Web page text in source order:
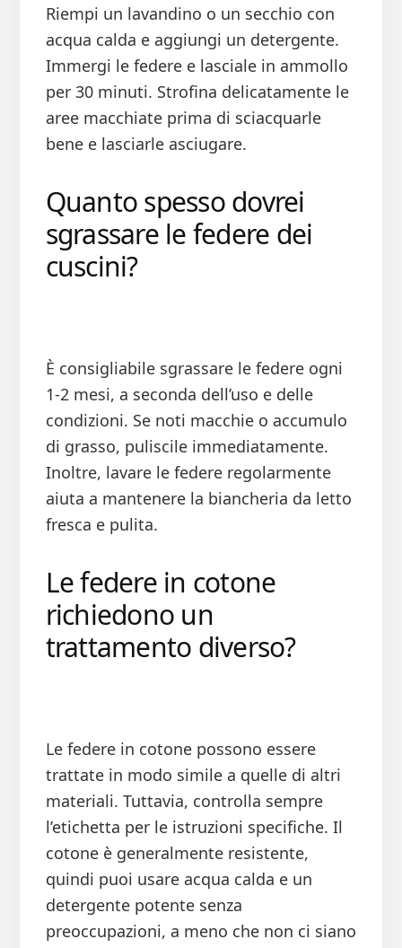
Riempi un lavandino o un secchio con
acqua calda e aggiungi un detergente.
Immergi le federe e lasciale in ammollo
per 30 minuti. Strofina delicatamente le
aree macchiate prima di sciacquarle
bene e lasciarle asciugare.
Quanto spesso dovrei
sgrassare le federe dei
cuscini?
È consigliabile sgrassare le federe ogni
1-2 mesi, a seconda dell’uso e delle
condizioni. Se noti macchie o accumulo
di grasso, puliscile immediatamente.
Inoltre, lavare le federe regolarmente
aiuta a mantenere la biancheria da letto
fresca e pulita.
Le federe in cotone
richiedono un
trattamento diverso?
Le federe in cotone possono essere
trattate in modo simile a quelle di altri
materiali. Tuttavia, controlla sempre
l’etichetta per le istruzioni specifiche. Il
cotone è generalmente resistente,
quindi puoi usare acqua calda e un
detergente potente senza
preoccupazioni, a meno che non ci siano